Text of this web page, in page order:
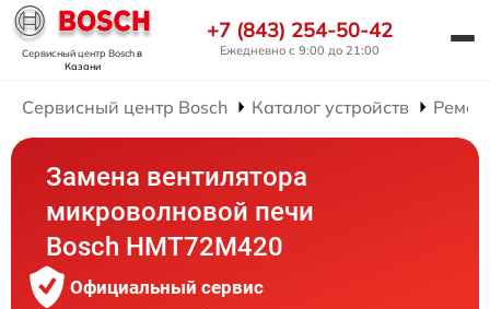
Сервисный центр Boschв
Казани
+7 (843) 254-50-42
Ежедневно с 9:00 до 21:00
Сервисный центр Bosch Каталог устройств
Замена вентилятора
микроволновой печи
Bosch HMT72M420
Официальный сервис